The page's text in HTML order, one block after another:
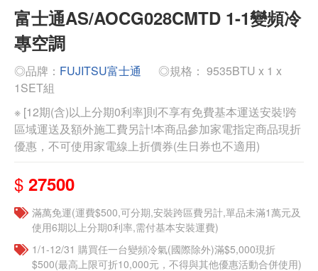
富士通AS/AOCG028CMTD 1-1變頻冷
專空調
◎品牌： FUJITSU富士通
◎規格： 9535BTU x 1 x
1SET組
※ [12期(含)以上分期0利率]則不享有免費基本運送安裝!跨
區域運送及額外施工費另計!本商品參加家電指定商品現折
優惠，不可使用家電線上折價券(生日券也不適用)
$ 27500
滿萬免運(運費$500,可分期,安裝跨區費另計,單品未滿1萬元及
使用6期以上分期0利率,需付基本安裝運費)
1/1-12/31 購買任一台變頻冷氣(國際除外)滿$5,000現折
$500(最高上限可折10,000元，不得與其他優惠活動合併使用)